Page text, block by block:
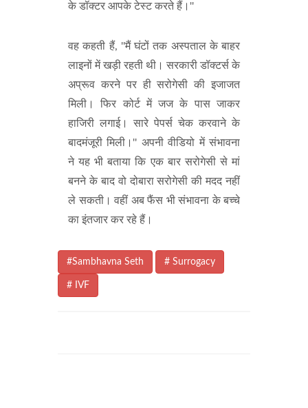
के डॉक्टर आपके टेस्ट करते हैं।''
वह कहती हैं, ''मैं घंटों तक अस्पताल के बाहर
लाइनों में खड़ी रहती थी। सरकारी डॉक्टर्स के
अप्रूव करने पर ही सरोगेसी की इजाजत
मिली। फिर कोर्ट में जज के पास जाकर
हाजिरी लगाई। सारे पेपर्स चेक करवाने के
बादमंजूरी मिली।'' अपनी वीडियो में संभावना
ने यह भी बताया कि एक बार सरोगेसी से मां
बनने के बाद वो दोबारा सरोगेसी की मदद नहीं
ले सकती। वहीं अब फैंस भी संभावना के बच्चे
का इंतजार कर रहे हैं।
#Sambhavna Seth # Surrogacy
# IVF